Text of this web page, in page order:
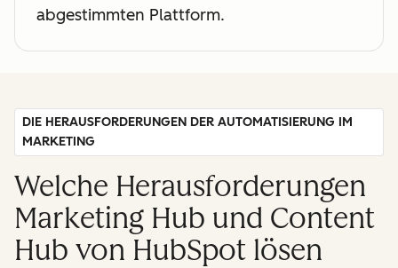
abgestimmten Plattform.
DIE HERAUSFORDERUNGEN DER AUTOMATISIERUNG IM
MARKETING
Welche Herausforderungen
Marketing Hub und Content
Hub von HubSpot lösen